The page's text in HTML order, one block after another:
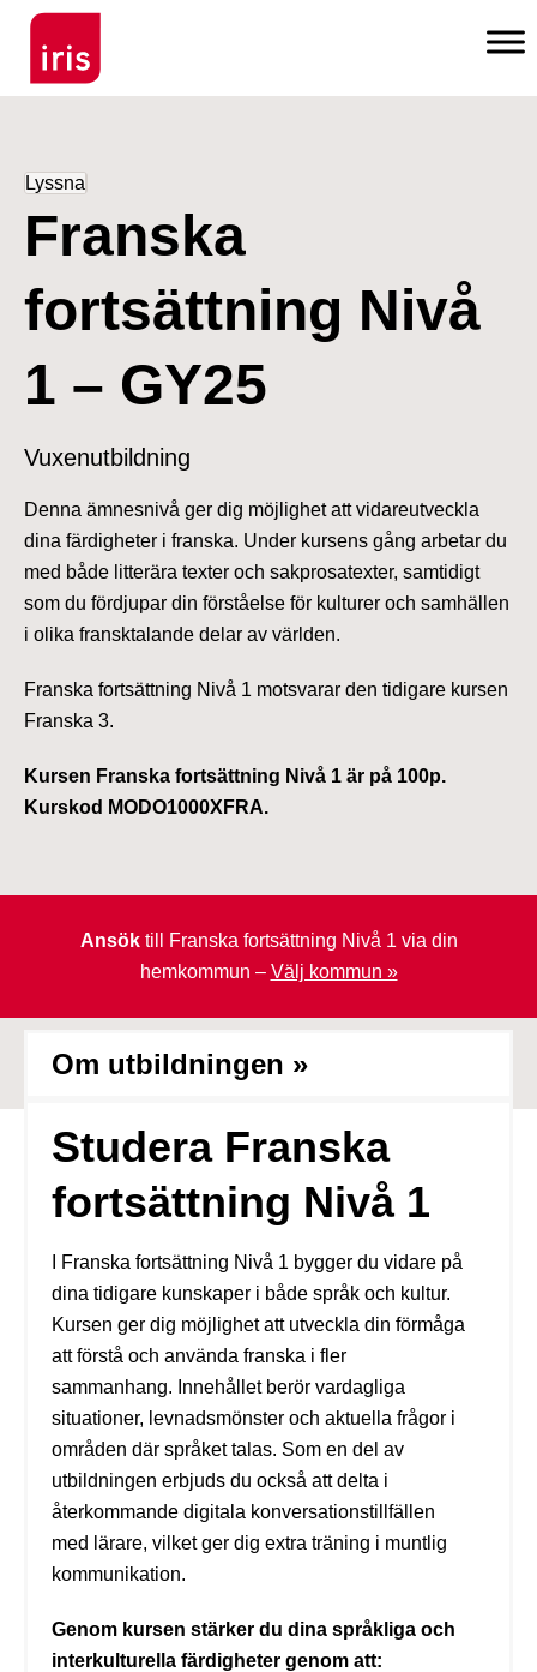
Lyssna
Franska
fortsättning Nivå
1 – GY25
Vuxenutbildning
Denna ämnesnivå ger dig möjlighet att vidareutveckla
dina färdigheter i franska. Under kursens gång arbetar du
med både litterära texter och sakprosatexter, samtidigt
som du fördjupar din förståelse för kulturer och samhällen
i olika fransktalande delar av världen.
Franska fortsättning Nivå 1 motsvarar den tidigare kursen
Franska 3.
Kursen Franska fortsättning Nivå 1 är på 100p.
Kurskod MODO1000XFRA.
Ansöktill Franska fortsättning Nivå 1 via din
hemkommun – Välj kommun »
Om utbildningen »
Studera Franska
fortsättning Nivå 1
I Franska fortsättning Nivå 1 bygger du vidare på
dina tidigare kunskaper i både språk och kultur.
Kursen ger dig möjlighet att utveckla din förmåga
att förstå och använda franska i fler
sammanhang. Innehållet berör vardagliga
situationer, levnadsmönster och aktuella frågor i
områden där språket talas. Som en del av
utbildningen erbjuds du också att delta i
återkommande digitala konversationstillfällen
med lärare, vilket ger dig extra träning i muntlig
kommunikation.
Genom kursen stärker du dina språkliga och
interkulturella färdigheter genom att: